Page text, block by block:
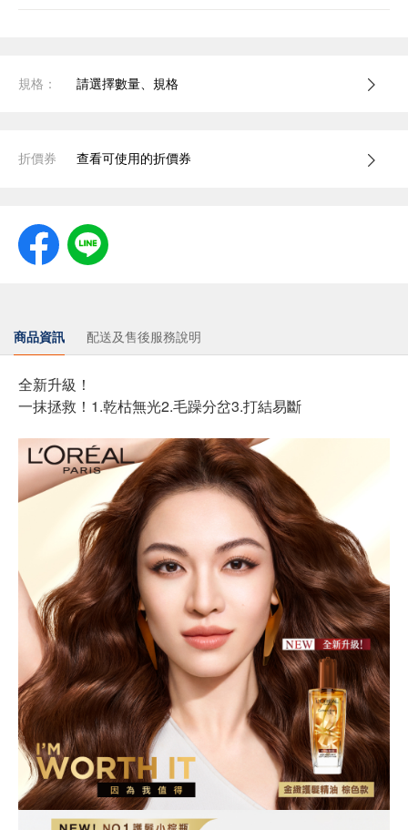
規格： 請選擇數量、規格
折價券 查看可使用的折價券
商品資訊 配送及售後服務說明
全新升級！
一抹拯救！1.乾枯無光2.毛躁分岔3.打結易斷